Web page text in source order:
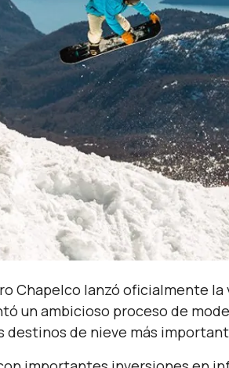
Chapelco lanzó oficialmente
un ambicioso proceso de
destinos de nieve más